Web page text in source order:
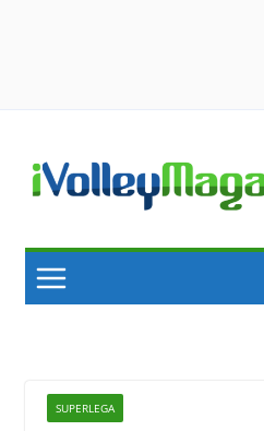
content
SUPERLEGA